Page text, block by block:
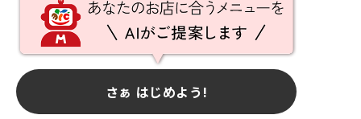
さぁ はじめよう!